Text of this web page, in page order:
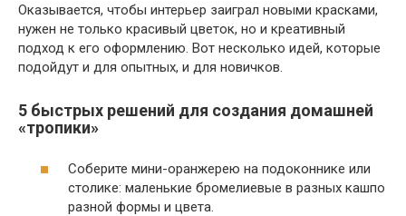
Оказывается, чтобы интерьер заиграл новыми красками,
нужен не только красивый цветок, но и креативный
подход к его оформлению. Вот несколько идей, которые
подойдут и для опытных, и для новичков.
5 быстрых решений для создания домашней
«тропики»
Соберите мини-оранжерею на подоконнике или
столике: маленькие бромелиевые в разных кашпо
разной формы и цвета.